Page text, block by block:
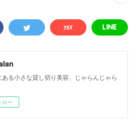
ある小さな貸し切り美容、じゃらんじゃら
ロー